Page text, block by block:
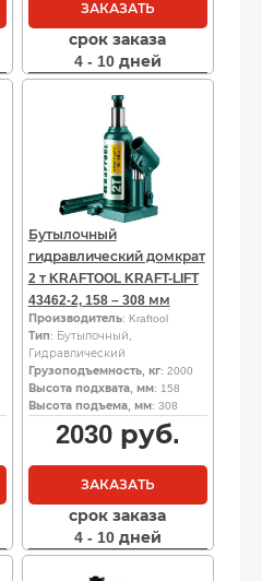
ЗАКАЗАТЬ
срок заказа
4 - 10 дней
Бутылочный
гидравлический домкрат
2 т KRAFTOOL KRAFT-LIFT
43462-2, 158 – 308 мм
Производитель: Kraftool
Тип: Бутылочный,
Гидравлический
Грузоподъемность, кг: 2000
Высота подхвата, мм: 158
Высота подъема, мм: 308
2030руб.
ЗАКАЗАТЬ
срок заказа
4 - 10 дней